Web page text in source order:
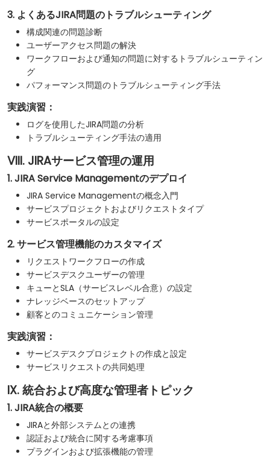
3. よくあるJIRA問題のトラブルシューティング
構成関連の問題診断
ユーザーアクセス問題の解決
ワークフローおよび通知の問題に対するトラブルシューティン
グ
パフォーマンス問題のトラブルシューティング手法
実践演習：
ログを使用したJIRA問題の分析
トラブルシューティング手法の適用
VIII. JIRAサービス管理の運用
1. JIRA Service Managementのデプロイ
JIRA Service Managementの概念入門
サービスプロジェクトおよびリクエストタイプ
サービスポータルの設定
2. サービス管理機能のカスタマイズ
リクエストワークフローの作成
サービスデスクユーザーの管理
キューとSLA（サービスレベル合意）の設定
ナレッジベースのセットアップ
顧客とのコミュニケーション管理
実践演習：
サービスデスクプロジェクトの作成と設定
サービスリクエストの共同処理
IX. 統合および高度な管理者トピック
1. JIRA統合の概要
JIRAと外部システムとの連携
認証および統合に関する考慮事項
プラグインおよび拡張機能の管理